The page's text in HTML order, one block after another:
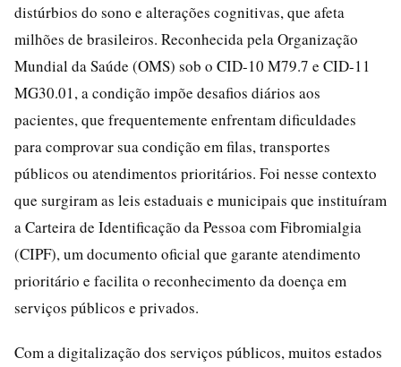
distúrbios do sono e alterações cognitivas, que afeta
milhões de brasileiros. Reconhecida pela Organização
Mundial da Saúde (OMS) sob o CID-10 M79.7 e CID-11
MG30.01, a condição impõe desafios diários aos
pacientes, que frequentemente enfrentam dificuldades
para comprovar sua condição em filas, transportes
públicos ou atendimentos prioritários. Foi nesse contexto
que surgiram as leis estaduais e municipais que instituíram
a Carteira de Identificação da Pessoa com Fibromialgia
(CIPF), um documento oficial que garante atendimento
prioritário e facilita o reconhecimento da doença em
serviços públicos e privados.
Com a digitalização dos serviços públicos, muitos estados